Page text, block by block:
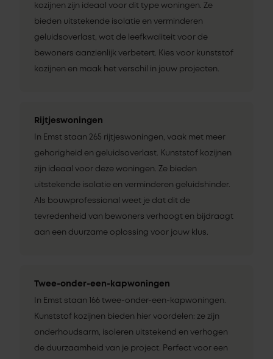
kozijnen zijn ideaal voor dit type woningen. Ze
bieden uitstekende isolatie en verminderen
geluidsoverlast, wat de leefkwaliteit voor de
bewoners aanzienlijk verbetert. Kies voor kunststof
kozijnen en maak het verschil in jouw projecten.
Rijtjeswoningen
In Emst staan 265 rijtjeswoningen, vaak met meer
gehorigheid en geluidsoverlast. Kunststof kozijnen
zijn ideaal voor deze woningen. Ze bieden
uitstekende isolatie en verminderen geluidshinder.
Als bouwprofessional weet je dat dit de
tevredenheid van bewoners verhoogt en bijdraagt
aan een duurzame oplossing voor jouw klus.
Twee-onder-een-kapwoningen
In Emst staan 166 twee-onder-een-kapwoningen.
Kunststof kozijnen bieden hier voordelen: ze zijn
onderhoudsarm, isoleren uitstekend en verhogen
de duurzaamheid van je project. Perfect voor een